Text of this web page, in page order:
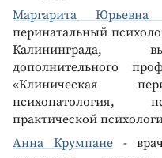
Маргарита Юрьевна
перинатальный
Калининграда,
дополнительного
«Клиническая
психопатология,
практической
Анна Крумпане- врач